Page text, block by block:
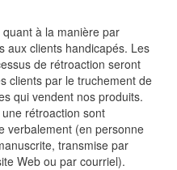
à la manière par
aux clients handicapés. Les
de rétroaction seront
clients par le truchement de
qui vendent nos produits.
rétroaction sont
verbalement (en personne
transmise par
Web ou par courriel).